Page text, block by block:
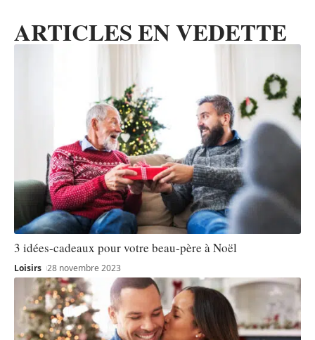
ARTICLES EN VEDETTE
3 idées-cadeaux pour votre beau-père à Noël
Loisirs 28 novembre 2023